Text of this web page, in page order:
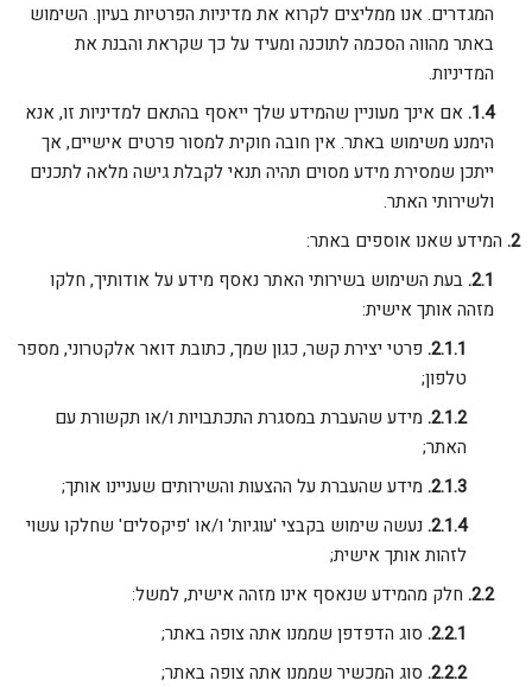
המגדרים. אנו ממליצים לקרוא את מדיניות הפרטיות בעיון. השימוש
באתר מהווה הסכמה לתוכנה ומעיד על כך שקראת והבנת את
המדיניות.
אם אינך מעוניין שהמידע שלך ייאסף בהתאם למדיניות זו, אנא
הימנע משימוש באתר. אין חובה חוקית למסור פרטים אישיים, אך
ייתכן שמסירת מידע מסוים תהיה תנאי לקבלת גישה מלאה לתכנים
ולשירותי האתר.
המידע שאנו אוספים באתר:
בעת השימוש בשירותי האתר נאסף מידע על אודותיך, חלקו
מזהה אותך אישית:
פרטי יצירת קשר, כגון שמך, כתובת דואר אלקטרוני, מספר
טלפון;
מידע שהעברת במסגרת התכתבויות ו/או תקשורת עם
האתר;
מידע שהעברת על ההצעות והשירותים שעניינו אותך;
נעשה שימוש בקבצי 'עוגיות' ו/או 'פיקסלים' שחלקו עשוי
לזהות אותך אישית;
חלק מהמידע שנאסף אינו מזהה אישית, למשל:
סוג הדפדפן שממנו אתה צופה באתר;
סוג המכשיר שממנו אתה צופה באתר;